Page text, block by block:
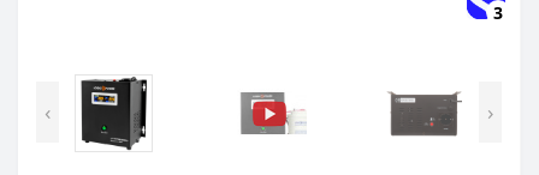
3
‹ ›